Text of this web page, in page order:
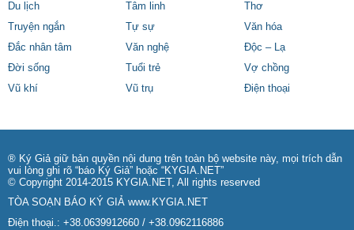
Du lịch
Tâm linh
Thơ
Truyện ngắn
Tự sự
Văn hóa
Đắc nhân tâm
Văn nghệ
Độc – Lạ
Đời sống
Tuổi trẻ
Vợ chồng
Vũ khí
Vũ trụ Điện thoại
® Ký Giả giữ bản quyền nội dung trên toàn bộ website này, mọi trích dẫn
vui lòng ghi rõ “báo Ký Giả” hoặc “KYGIA.NET”
© Copyright 2014-2015 KYGIA.NET, All rights reserved
TÒA SOẠN BÁO KÝ GIẢ www.KYGIA.NET
Điện thoại.: +38.0639912660 / +38.0962116886